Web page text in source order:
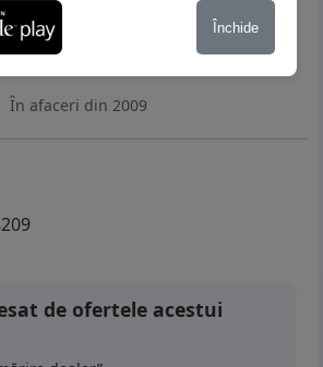
BGD d.o.o.
Stari Grad Beograd
Beograd
În afaceri din 2009
de ofertele acestui
Închide